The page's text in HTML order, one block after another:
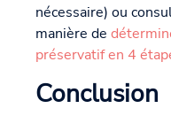
nécessaire) ou
manière de
préservatif en 4
Conclusion